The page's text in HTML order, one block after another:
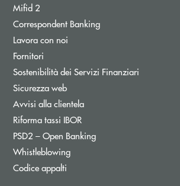
nuova finestra
Mifid 2
Correspondent Banking
Lavora con noi
Fornitori
Sostenibilità dei Servizi Finanziari
Sicurezza web
Avvisi alla clientela
Riforma tassi IBOR
PSD2 – Open BankingApre una nuova finestra
Whistleblowing
Codice appalti